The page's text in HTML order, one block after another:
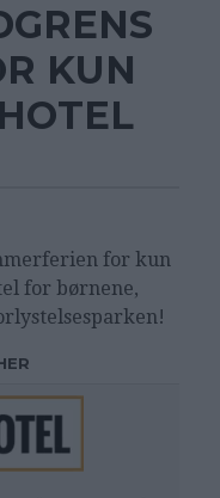
KUN
for kun
for børnene,